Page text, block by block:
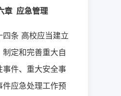
章 应急管理
条 高校应当建立
定和完善重大自
事件、重大安全事
件应急处理工作预